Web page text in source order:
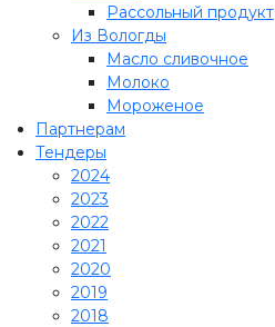
Рассольный продукт
Из Вологды
Масло сливочное
Молоко
Мороженое
Партнерам
Тендеры
2024
2023
2022
2021
2020
2019
2018